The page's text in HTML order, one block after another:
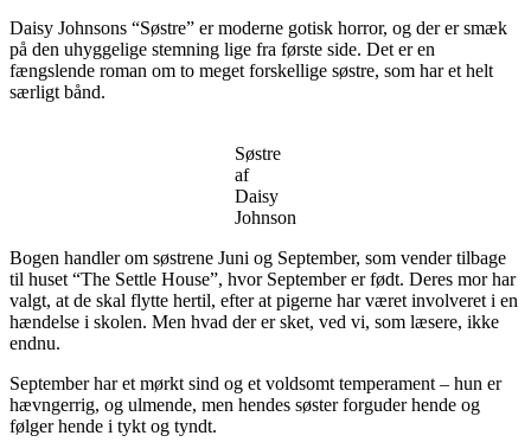
Daisy Johnsons “Søstre” er moderne gotisk horror, og der er smæk
på den uhyggelige stemning lige fra første side. Det er en
fængslende roman om to meget forskellige søstre, som har et helt
særligt bånd.
Søstre
af
Daisy
Johnson
Bogen handler om søstrene Juni og September, som vender tilbage
til huset “The Settle House”, hvor September er født. Deres mor har
valgt, at de skal flytte hertil, efter at pigerne har været involveret i en
hændelse i skolen. Men hvad der er sket, ved vi, som læsere, ikke
endnu.
September har et mørkt sind og et voldsomt temperament – hun er
hævngerrig, og ulmende, men hendes søster forguder hende og
følger hende i tykt og tyndt.